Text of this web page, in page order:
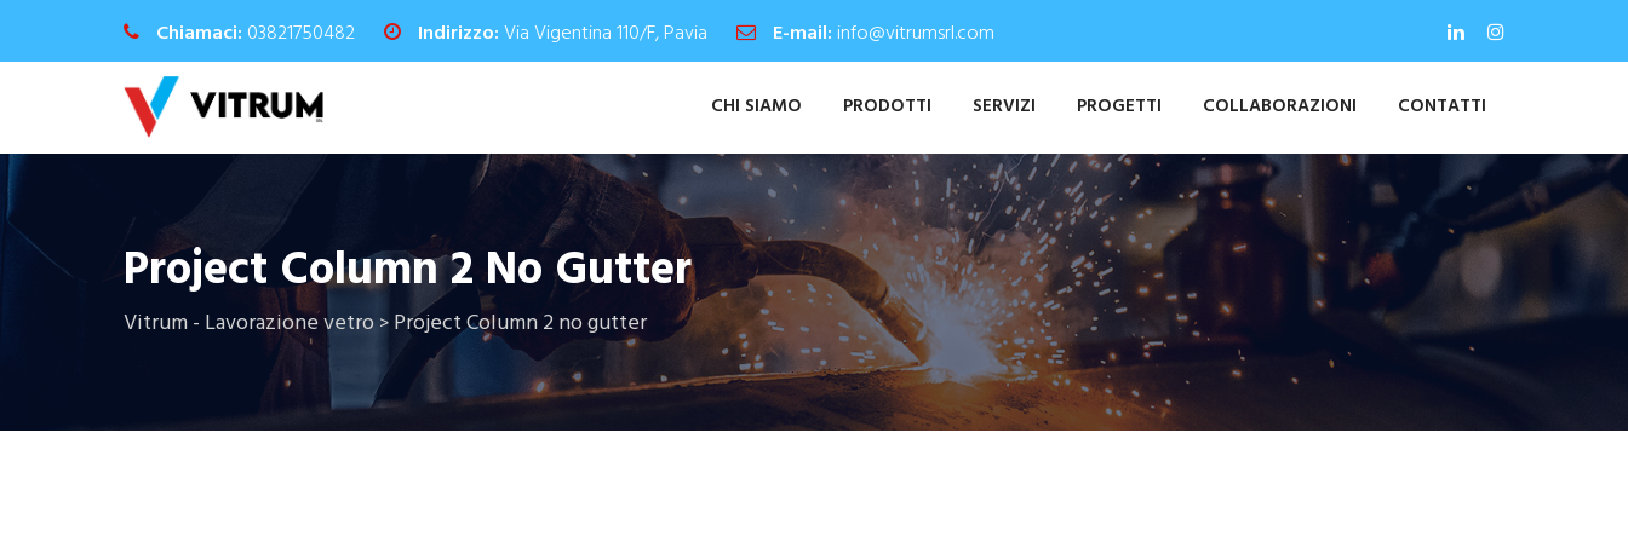
Chiamaci: 03821750482 Indirizzo:Via Vigentina 110/F, Pavia E-mail: info@vitrumsrl.com
CHI SIAMO PRODOTTI SERVIZI PROGETTI COLLABORAZIONI CONTATTI
Project Column 2 No Gutter
Vitrum - Lavorazione vetro>Project Column 2 no gutter